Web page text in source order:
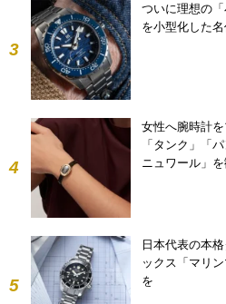
3
ついに理想の
を小型化した
4
女性へ腕時計
「タンク」「
ニュワール」
5
日本代表の本
ックス「マリ
を